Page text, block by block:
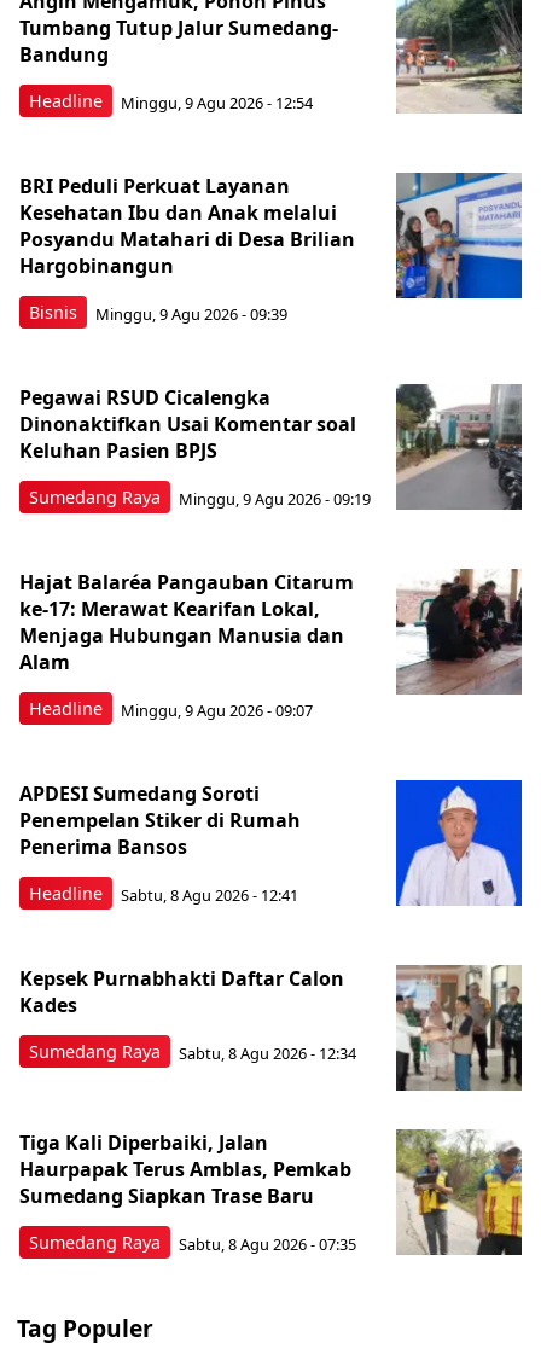
Headline
Tumbang Tutup Jalur Sumedang-
Bandung
Minggu, 9 Agu 2026 - 12:54
Bisnis
BRI Peduli Perkuat Layanan
Kesehatan Ibu dan Anak melalui
Posyandu Matahari di Desa Brilian
Hargobinangun
Minggu, 9 Agu 2026 - 09:39
Sumedang Raya
Pegawai RSUD Cicalengka
Dinonaktifkan Usai Komentar soal
Keluhan Pasien BPJS
Minggu, 9 Agu 2026 - 09:19
Headline
Hajat Balaréa Pangauban Citarum
ke-17: Merawat Kearifan Lokal,
Menjaga Hubungan Manusia dan
Alam
Minggu, 9 Agu 2026 - 09:07
Headline
APDESI Sumedang Soroti
Penempelan Stiker di Rumah
Penerima Bansos
Sabtu, 8 Agu 2026 - 12:41
Sumedang Raya
Kepsek Purnabhakti Daftar Calon
Kades
Sabtu, 8 Agu 2026 - 12:34
Sumedang Raya
Tiga Kali Diperbaiki, Jalan
Haurpapak Terus Amblas, Pemkab
Sumedang Siapkan Trase Baru
Sabtu, 8 Agu 2026 - 07:35
Tag Populer